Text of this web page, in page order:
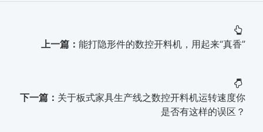
上一篇： 能打隐形件的数控开料机，用起来“真香”
下一篇： 关于板式家具生产线之数控开料机运转速度你
是否有这样的误区？